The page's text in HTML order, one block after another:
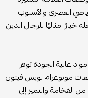
العصري والأسلوب
مثاليًا للرجال الذين
عالية الجودة توفر
مونوغرام لويس فيتون
الفخامة والتميز إلى